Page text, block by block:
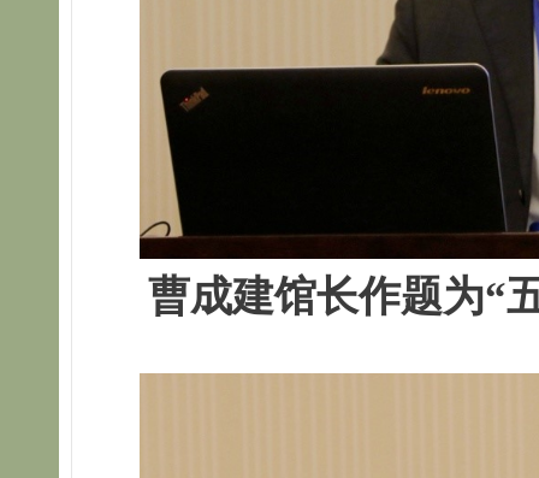
曹成建馆长作题为“